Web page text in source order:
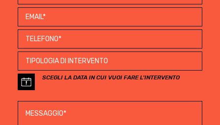
SCEGLI LA DATA IN CUI VUOI FARE L'INTERVENTO